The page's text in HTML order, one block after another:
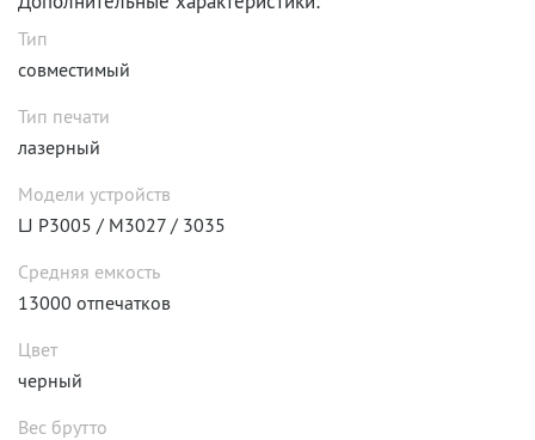
Тип
совместимый
Тип печати
лазерный
Модели устройств
LJ P3005 / M3027 / 3035
Средняя емкость
13000 отпечатков
Цвет
черный
Вес брутто